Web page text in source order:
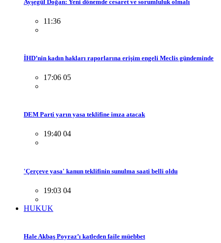
Ayşegül Doğan: Yeni dönemde cesaret ve sorumluluk olmalı
11:36
İHD’nin kadın hakları raporlarına erişim engeli Meclis gündeminde
17:06 05
DEM Parti yarın yasa teklifine imza atacak
19:40 04
'Çerçeve yasa' kanun teklifinin sunulma saati belli oldu
19:03 04
HUKUK
Hale Akbaş Poyraz’ı katleden faile müebbet